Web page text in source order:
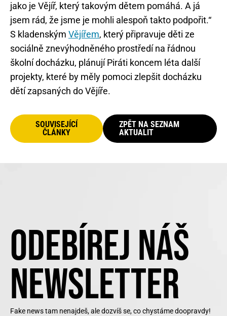
jako je Vějíř, který takovým dětem pomáhá. A já
jsem rád, že jsme je mohli alespoň takto podpořit.“
S kladenským Vějířem, který připravuje děti ze
sociálně znevýhodněného prostředí na řádnou
školní docházku, plánují Piráti koncem léta další
projekty, které by měly pomoci zlepšit docházku
dětí zapsaných do Vějíře.
SOUVISEJÍCÍ
ČLÁNKY
ZPĚT NA SEZNAM
AKTUALIT
ODEBÍREJ NÁŠ
NEWSLETTER
Fake news tam nenajdeš, ale dozvíš se, co chystáme doopravdy!